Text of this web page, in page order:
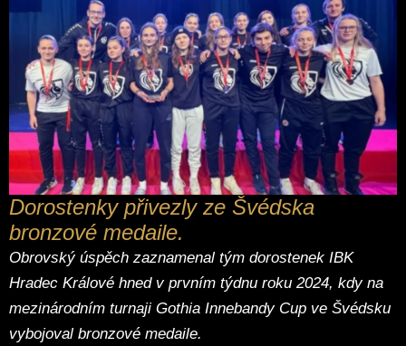
Dorostenky přivezly ze Švédska
bronzové medaile.
Obrovský úspěch zaznamenal tým dorostenek IBK
Hradec Králové hned v prvním týdnu roku 2024, kdy na
mezinárodním turnaji Gothia Innebandy Cup ve Švédsku
vybojoval bronzové medaile.